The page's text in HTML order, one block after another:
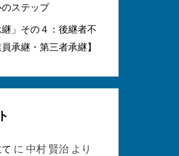
ステップ
」その４：後継者不
承継・第三者承継】
に 中村 賢治 より